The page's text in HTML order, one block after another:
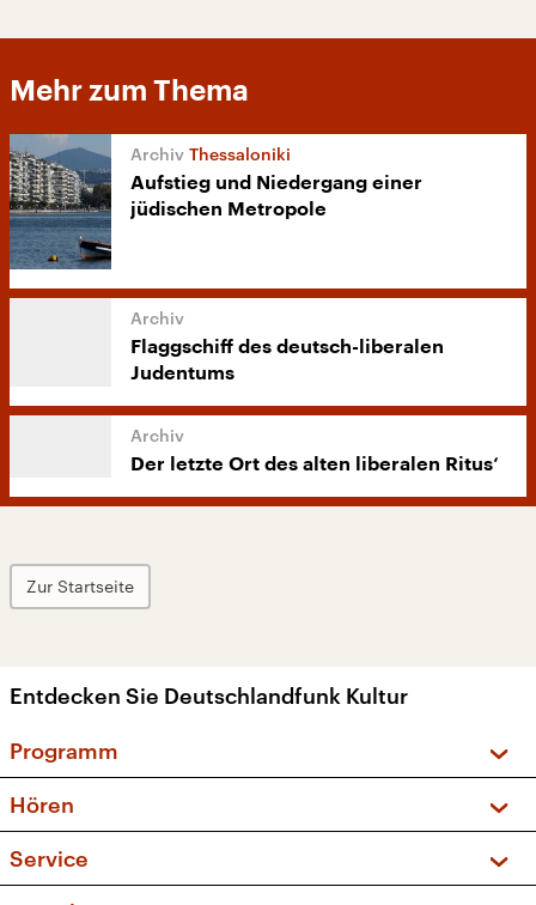
Mehr zum Thema
Thessaloniki
Aufstieg und Niedergang einer
jüdischen Metropole
Flaggschiff des deutsch-liberalen
Judentums
Der letzte Ort des alten liberalen Ritus‘
Zur Startseite
Entdecken Sie Deutschlandfunk Kultur
Programm
Sendungen und Podcasts
Musikliste
Hören
Frequenzen (UKW + DAB+)
Service